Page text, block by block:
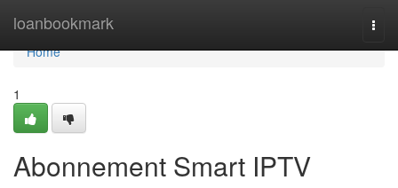
loanbookmark
Home
Home
1
Abonnement Smart IPTV